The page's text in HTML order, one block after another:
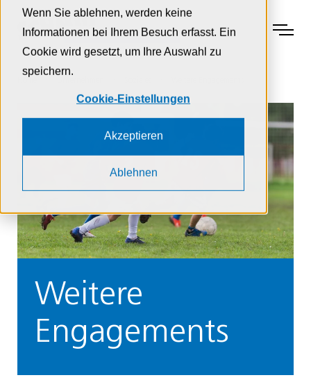
Wenn Sie ablehnen, werden keine
Informationen bei Ihrem Besuch erfasst. Ein
Cookie wird gesetzt, um Ihre Auswahl zu
speichern.
Cookie-Einstellungen
Akzeptieren
Ablehnen
Zur Navigation
Zur Suche
Zum Inhalt
Menu
Weitere
Engagements